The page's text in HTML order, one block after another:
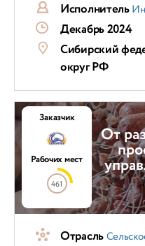
Исполнитель
Декабрь 2024
Сибирский
округ РФ
От
Заказчик
Рабочих мест
461
Отрасль